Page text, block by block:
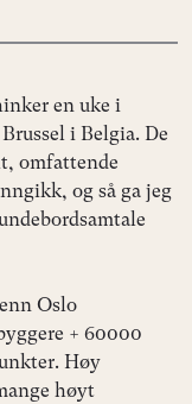
en uke i
i Belgia. De
omfattende
og så ga jeg
Oslo
+ 60000
Høy
høyt